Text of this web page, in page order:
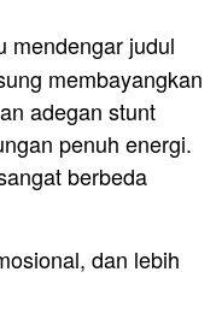
mendengar judul
membayangkan
adegan stunt
penuh energi.
berbeda
dan lebih